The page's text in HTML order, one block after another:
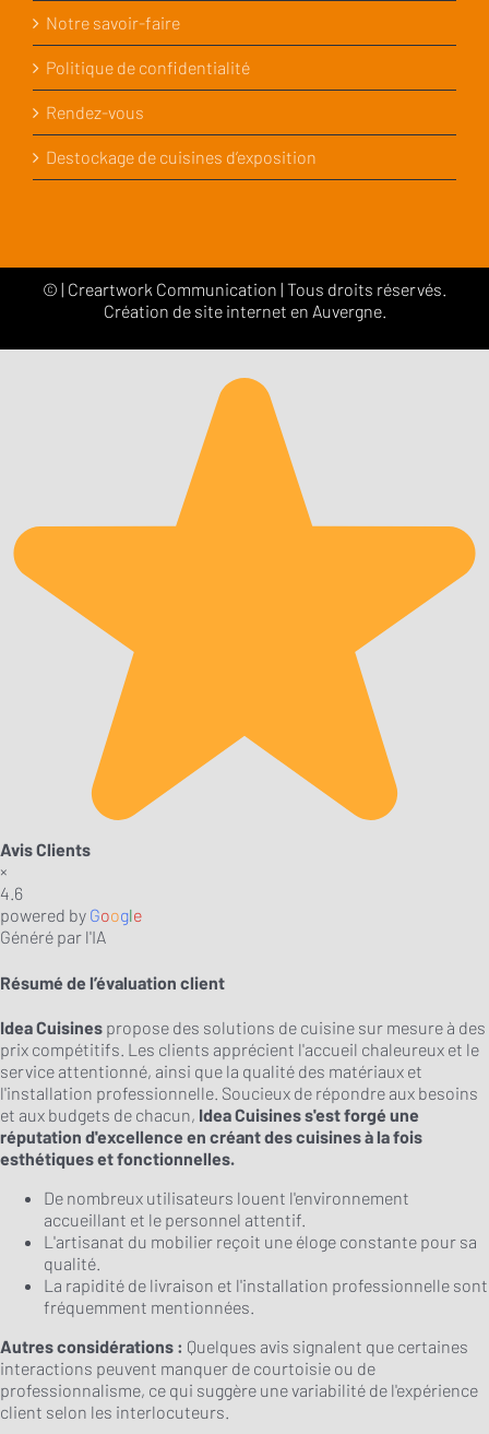
Notre savoir-faire
Politique de confidentialité
Rendez-vous
Destockage de cuisines d’exposition
© | Creartwork Communication | Tous droits réservés.
Création de site internet en Auvergne.
Avis Clients
×
4.6
powered by Google
Généré par l'IA
Résumé de l’évaluation client
Idea Cuisines propose des solutions de cuisine sur mesure à des
prix compétitifs. Les clients apprécient l'accueil chaleureux et le
service attentionné, ainsi que la qualité des matériaux et
l'installation professionnelle. Soucieux de répondre aux besoins
et aux budgets de chacun, Idea Cuisines s'est forgé une
réputation d'excellence en créant des cuisines à la fois
esthétiques et fonctionnelles.
De nombreux utilisateurs louent l'environnement
accueillant et le personnel attentif.
L'artisanat du mobilier reçoit une éloge constante pour sa
qualité.
La rapidité de livraison et l'installation professionnelle sont
fréquemment mentionnées.
Autres considérations : Quelques avis signalent que certaines
interactions peuvent manquer de courtoisie ou de
professionnalisme, ce qui suggère une variabilité de l'expérience
client selon les interlocuteurs.